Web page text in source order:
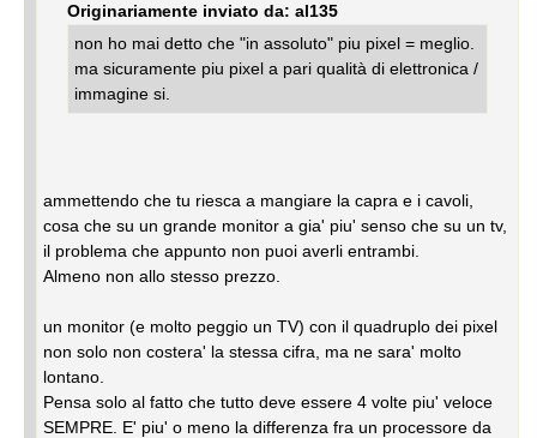
Originariamente inviato da: al135
non ho mai detto che "in assoluto" piu pixel = meglio.
ma sicuramente piu pixel a pari qualità di elettronica /
immagine si.
ammettendo che tu riesca a mangiare la capra e i cavoli,
cosa che su un grande monitor a gia' piu' senso che su un tv,
il problema che appunto non puoi averli entrambi.
Almeno non allo stesso prezzo.
un monitor (e molto peggio un TV) con il quadruplo dei pixel
non solo non costera' la stessa cifra, ma ne sara' molto
lontano.
Pensa solo al fatto che tutto deve essere 4 volte piu' veloce
SEMPRE. E' piu' o meno la differenza fra un processore da